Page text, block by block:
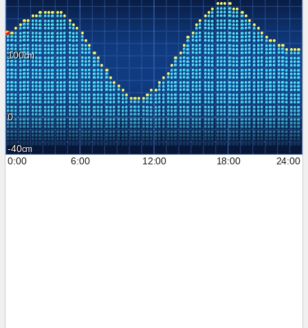
100
0
-40
0:00
6:00 12:00 18:00 24:00